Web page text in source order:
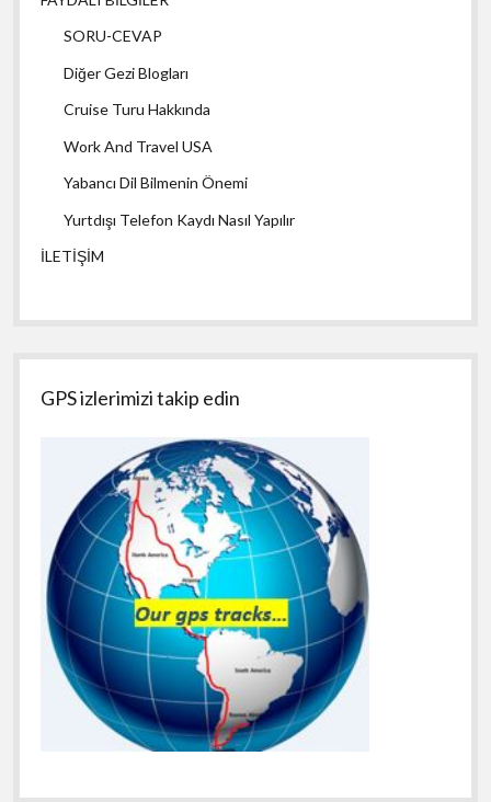
SORU-CEVAP
Diğer Gezi Blogları
Cruise Turu Hakkında
Work And Travel USA
Yabancı Dil Bilmenin Önemi
Yurtdışı Telefon Kaydı Nasıl Yapılır
İLETİŞİM
GPS izlerimizi takip edin